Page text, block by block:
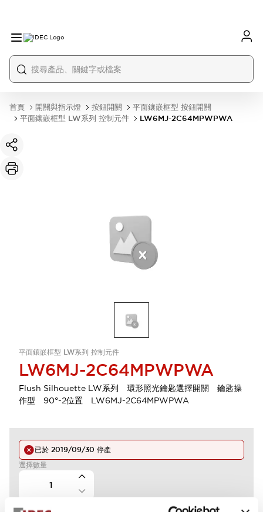
首頁 開關與指示燈 按鈕開關
平面鑲嵌框型 按鈕開關
平面鑲嵌框型 LW系列 控制元件
LW6MJ-2C64MPWPWA
平面鑲嵌框型 LW系列 控制元件
LW6MJ-2C64MPWPWA
Flush Silhouette LW系列 環形照光鑰匙選擇開關 鑰匙操
作型 90°-2位置 LW6MJ-2C64MPWPWA
已於 2019/09/30 停產
選擇數量